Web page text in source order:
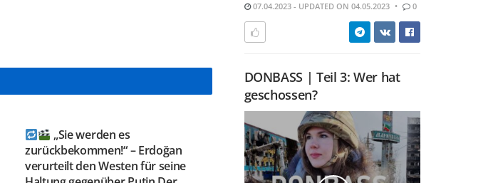
TELEGRAM KANAL
„Sie werden es
zurückbekommen!“ – Erdoğan
verurteilt den Westen für seine
07.04.2023 - UPDATED ON 04.05.2023 0
DONBASS | Teil 3: Wer hat
geschossen?